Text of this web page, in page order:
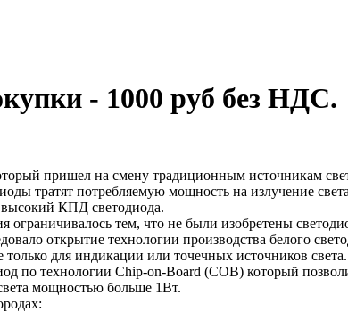
- 1000 руб без НДС.
пришел на смену традиционным источникам
тратят потребляемую мощность на излучение
высокий КПД светодиода.
ограничивалось тем, что не были изобретены
открытие технологии производства белого
для индикации или точечных источников света.
по технологии Chip-on-Board (COB) который
мощностью больше 1Вт.